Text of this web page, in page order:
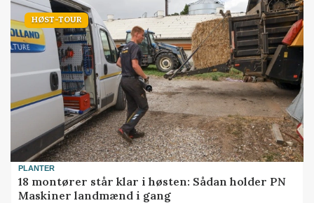
HØST-TOUR
PLANTER
18 montører står klar i høsten: Sådan holder PN
Maskiner landmænd i gang